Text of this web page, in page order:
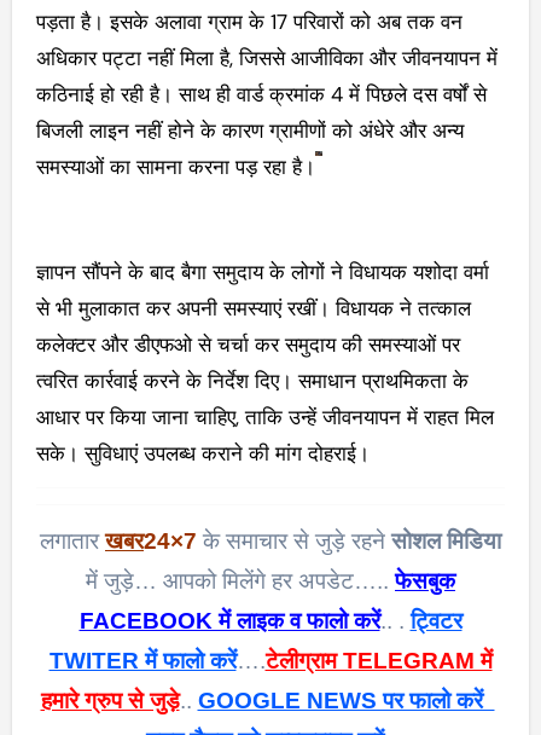
पड़ता है। इसके अलावा ग्राम के 17 परिवारों को अब तक वन
अधिकार पट्टा नहीं मिला है, जिससे आजीविका और जीवनयापन में
कठिनाई हो रही है। साथ ही वार्ड क्रमांक 4 में पिछले दस वर्षों से
बिजली लाइन नहीं होने के कारण ग्रामीणों को अंधेरे और अन्य
समस्याओं का सामना करना पड़ रहा है।
ज्ञापन सौंपने के बाद बैगा समुदाय के लोगों ने विधायक यशोदा वर्मा
से भी मुलाकात कर अपनी समस्याएं रखीं। विधायक ने तत्काल
कलेक्टर और डीएफओ से चर्चा कर समुदाय की समस्याओं पर
त्वरित कार्रवाई करने के निर्देश दिए। समाधान प्राथमिकता के
आधार पर किया जाना चाहिए, ताकि उन्हें जीवनयापन में राहत मिल
सके। सुविधाएं उपलब्ध कराने की मांग दोहराई।
लगातारखबर24×7 के समाचार से जुड़े रहनेसोशल मिडिया
में जुड़े… आपको मिलेंगे हर अपडेट…..फेसबुक
FACEBOOK में लाइक व फालो करें.. .ट्विटर
TWITER में फालो करें….टेलीग्राम TELEGRAM में
हमारे ग्रुप से जुड़े.. GOOGLE NEWS पर फालो करें